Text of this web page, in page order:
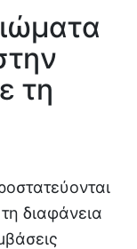
τη
διαφάνεια